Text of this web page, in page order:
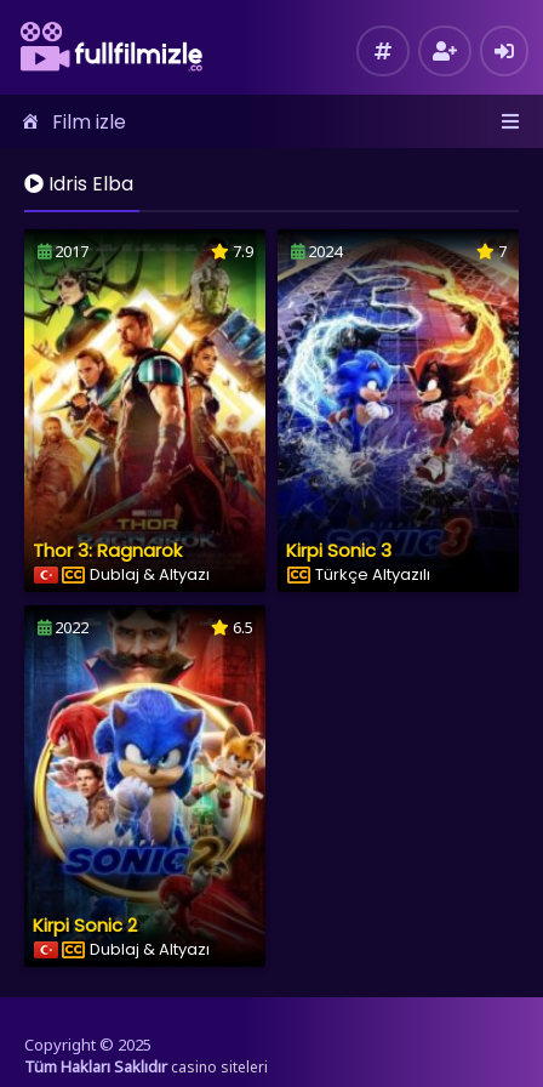
Film izle
Idris Elba
2017 7.9
Thor 3: Ragnarok
Dublaj & Altyazı
2024 7
Kirpi Sonic 3
Türkçe Altyazılı
2022 6.5
Kirpi Sonic 2
Dublaj & Altyazı
Copyright © 2025
Tüm Hakları Saklıdır casino siteleri